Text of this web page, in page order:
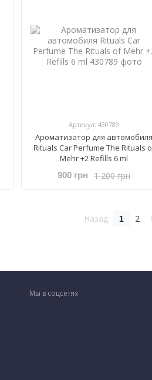
Артикул: 430789
Ароматизатор для автомобиля
Rituals ​Car Perfume The Rituals
Mehr +2 Refills 6 ml
1 200 грн
900 грн
Назад 1 2
Мы в соцсетях